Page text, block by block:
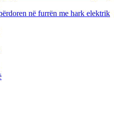
në furrën me hark elektrik